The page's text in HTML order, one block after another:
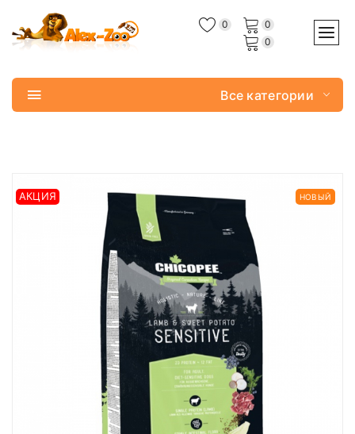
0
0
0
Все категории
АКЦИЯ НОВЫЙ